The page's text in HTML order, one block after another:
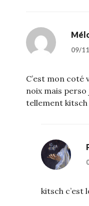
09/
C’est mon coté
noix mais
tellement
kitsch